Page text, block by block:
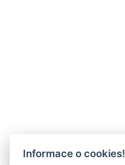
Informace o cookies!